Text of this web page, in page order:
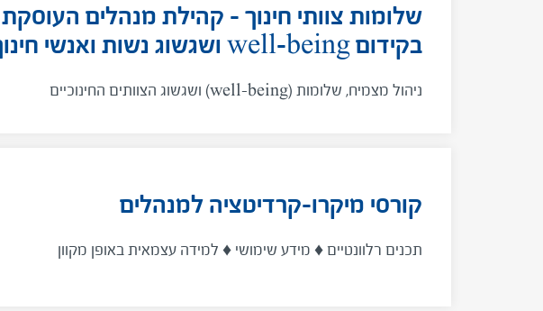
שלומות צוותי חינוך – קהילת מנהלים העוסקת
בקידום well-being ושגשוג נשות ואנשי חינוך
ניהול מצמיח, שלומות (well-being) ושגשוג הצוותים החינוכיים
קורסי מיקרו-קרדיטציה למנהלים
תכנים רלוונטיים ♦ מידע שימושי ♦ למידה עצמאית באופן מקוון